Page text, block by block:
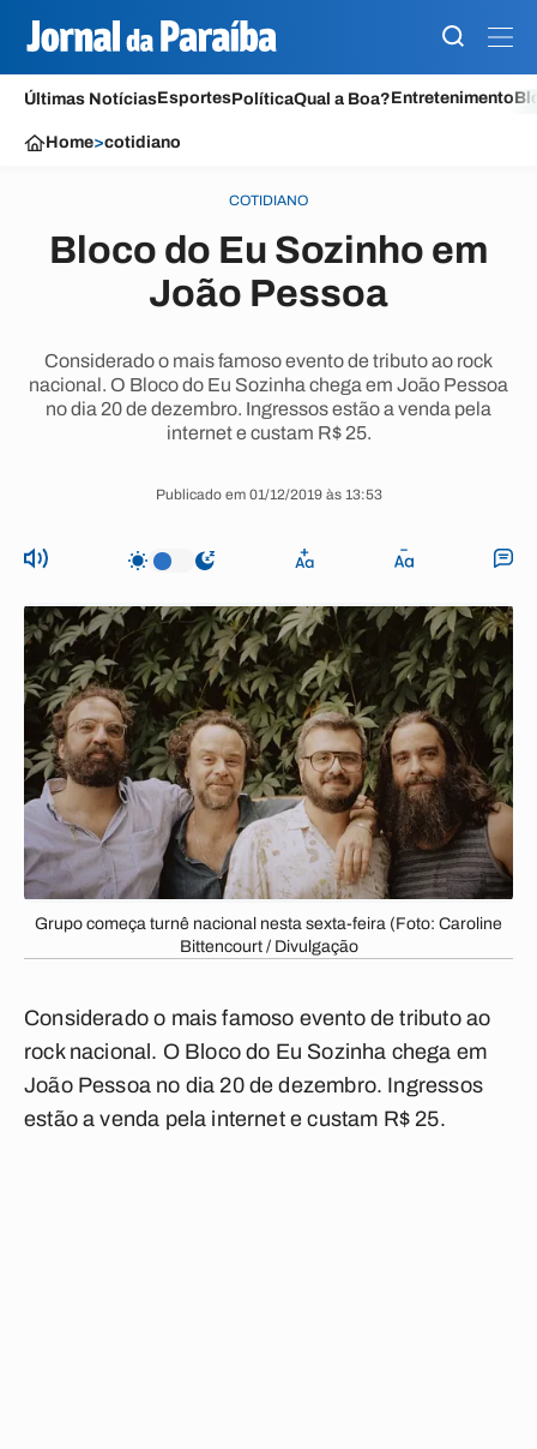
Últimas NotíciasEsportesPolíticaQual a Boa?Entretenimento
Home>cotidiano
COTIDIANO
Bloco do Eu Sozinho em
João Pessoa
Considerado o mais famoso evento de tributo ao rock
nacional. O Bloco do Eu Sozinha chega em João Pessoa
no dia 20 de dezembro. Ingressos estão a venda pela
internet e custam R$ 25.
Publicado em 01/12/2019 às 13:53
Grupo começa turnê nacional nesta sexta-feira (Foto: Caroline
Bittencourt / Divulgação
Considerado o mais famoso evento de tributo ao
rock nacional. O Bloco do Eu Sozinha chega em
João Pessoa no dia 20 de dezembro. Ingressos
estão a venda pela internet e custam R$ 25.